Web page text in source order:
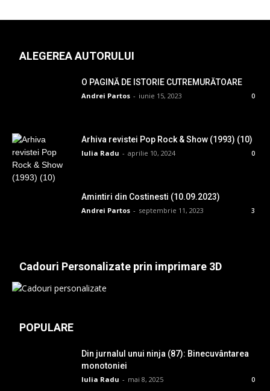
ALEGEREA AUTORULUI
O PAGINĂ DE ISTORIE CUTREMURĂTOARE
Andrei Partos - iunie 15, 2023 0
Arhiva revistei Pop Rock & Show (1993) (10)
Iulia Radu - aprilie 10, 2024 0
Amintiri din Costinesti (10.09.2023)
Andrei Partos - septembrie 11, 2023 3
Cadouri Personalizate prin imprimare 3D
POPULARE
Din jurnalul unui ninja (87): Binecuvântarea
monotoniei
Iulia Radu - mai 8, 2025 0